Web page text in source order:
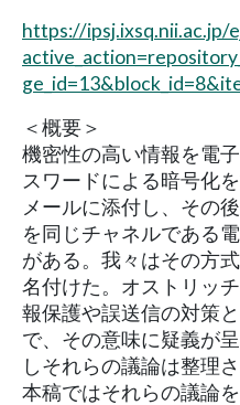
https://ipsj.ixsq.nii.ac.jp/
＜概要＞
機密性の高い情報を電
スワードによる暗号化
メールに添付し、その
を同じチャネルである
がある。我々はその方
名付けた。オストリッ
報保護や誤送信の対策
で、その意味に疑義が
しそれらの議論は整理
本稿ではそれらの議論